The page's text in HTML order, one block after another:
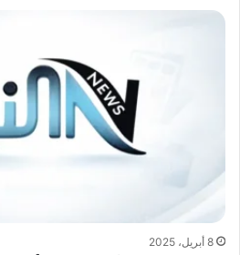
8 أبريل، 2025